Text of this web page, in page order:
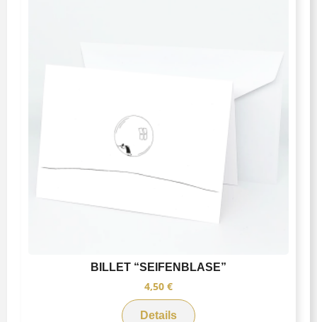
BILLET “SEIFENBLASE”
4,50 €
Details